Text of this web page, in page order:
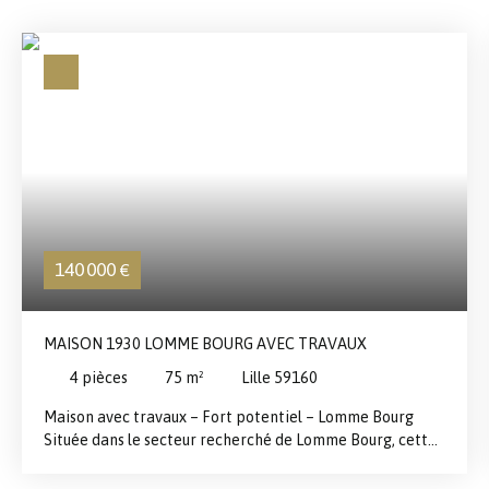
140 000 €
MAISON 1930 LOMME BOURG AVEC TRAVAUX
4 pièces 75 m² Lille 59160
Maison avec travaux – Fort potentiel – Lomme Bourg
Située dans le secteur recherché de Lomme Bourg, cette